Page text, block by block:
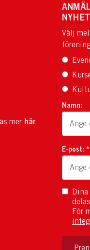
mer här.
Välj
Namn:
E-post: *
För